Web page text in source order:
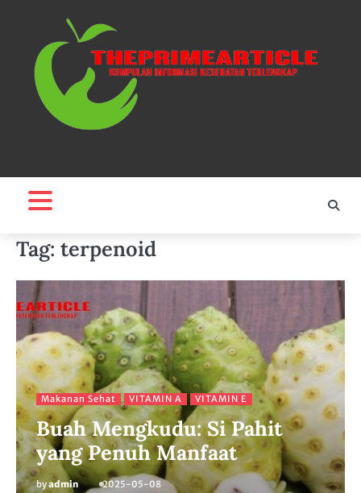
content
Tag: terpenoid
Makanan Sehat VITAMIN A VITAMIN E
Buah Mengkudu: Si Pahit
yang Penuh Manfaat
byadmin 2025-05-08